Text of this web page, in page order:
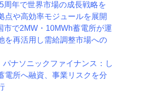
周年で世界市場の成長戦略を
点や高効率モジュールを展開
市で2MW・10MWh蓄電所が運
を再活用し需給調整市場への
ナソニックファイナンス：し
電所へ融資、事業リスクを分